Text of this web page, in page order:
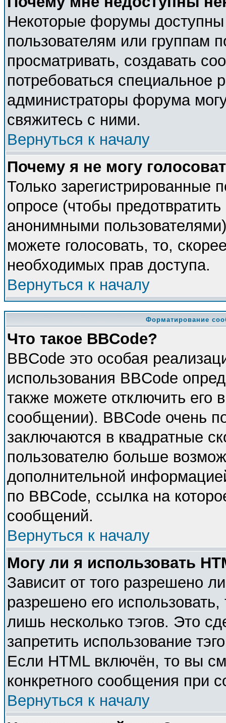
Некоторые форумы
пользователям или группам
просматривать, создавать
потребоваться
администраторы форума
свяжитесь с ними.
Вернуться к началу
Почему я не могу
Только зарегистрированные
опросе (чтобы предотвратить
анонимными
можете голосовать, то,
необходимых прав доступа.
Вернуться к началу
Форматирование
Что такое BBCode?
BBCode это особая
использования BBCode
также можете отключить
сообщении). BBCode очень
заключаются в квадратные
пользователю больше
дополнительной
по BBCode, ссылка на
сообщений.
Вернуться к началу
Могу ли я использовать
Зависит от того разрешено
разрешено его использовать,
лишь несколько тэгов. Это
запретить использование
Если HTML включён, то вы
конкретного сообщения при
Вернуться к началу